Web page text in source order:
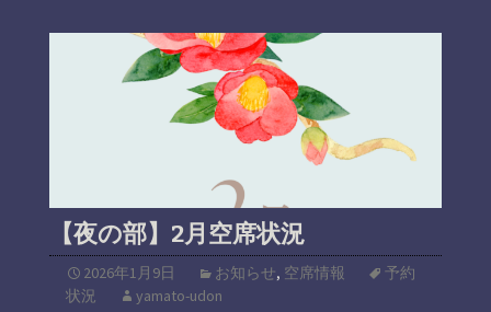
【夜の部】2月空席状況
2026年1月9日 お知らせ, 空席情報
予約
状況
yamato-udon